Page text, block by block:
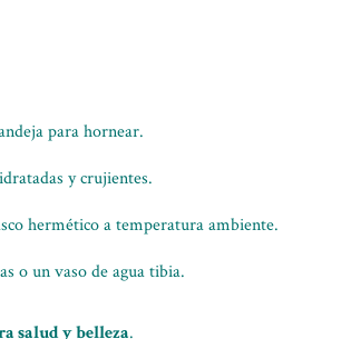
para hornear.
y crujientes.
hermético a temperatura ambiente.
o un vaso de agua tibia.
salud y belleza.